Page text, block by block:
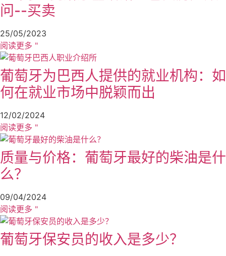
问--买卖
25/05/2023
阅读更多 "
葡萄牙为巴西人提供的就业机构：如
何在就业市场中脱颖而出
12/02/2024
阅读更多 "
质量与价格：葡萄牙最好的柴油是什
么？
09/04/2024
阅读更多 "
葡萄牙保安员的收入是多少？